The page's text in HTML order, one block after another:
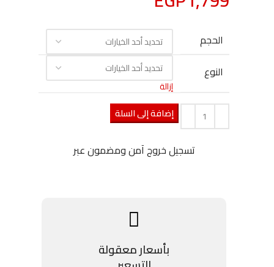
الحجم
النوع
إزالة
إضافة إلى السلة
تسجيل خروج آمن ومضمون عبر
بأسعار معقولة